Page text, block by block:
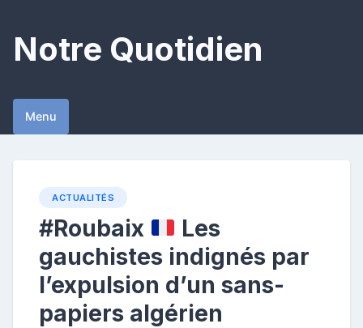
content
Notre Quotidien
Menu
ACTUALITÉS
#Roubaix
Les
gauchistes indignés par
l’expulsion d’un sans-
papiers algérien